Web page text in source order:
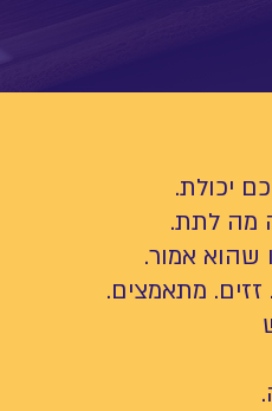
יכולת.
מה לתת.
שהוא אמור.
זזים. מתאמצים.